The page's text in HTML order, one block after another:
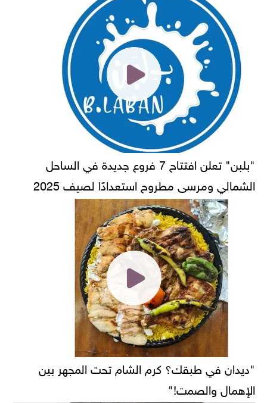
"بلبن" تعلن افتتاح 7 فروع جديدة في الساحل
الشمالي ومرسى مطروح استعدادًا لصيف 2025
"ديدان في طبقك؟ كرم الشام تحت المجهر بين
الإهمال والصمت!"